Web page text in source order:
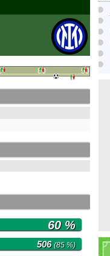
80 90
60 %
506(85 %)